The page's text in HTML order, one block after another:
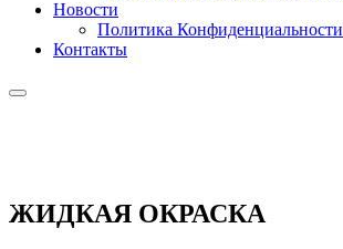
Новости
Политика Конфиденциальности
Контакты
ЖИДКАЯ ОКРАСКА